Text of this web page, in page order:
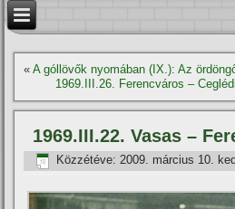
«A góllövők nyomában (IX.): Az
1969.III.26. Ferencváros –
1969.III.22. Vasas –
Közzétéve: 2009. március 10.